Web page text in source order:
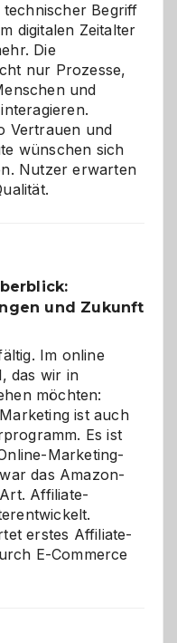
Begriff
digitalen Zeitalter
Die
nur Prozesse,
und
Vertrauen und
wünschen sich
Nutzer erwarten
und Zukunft
Im online
das wir in
möchten:
ist auch
Es ist
Marketing-
das Amazon-
Affiliate-
erstes Affiliate-
E-Commerce